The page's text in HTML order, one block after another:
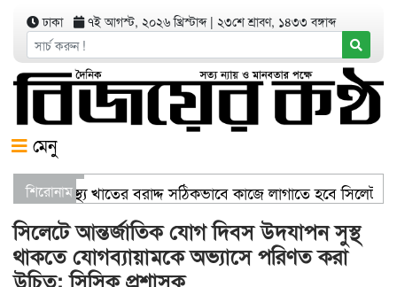
ঢাকা ৭ই আগস্ট, ২০২৬ খ্রিস্টাব্দ| ২৩শে শ্রাবণ, ১৪৩৩ বঙ্গাব্দ
মেনু
শিরোনামস্বাস্থ্য খাতের বরাদ্দ সঠিকভাবে কাজে লাগাতে হবে
যার যেখানে খালি জায়গা আছে, গাছ লাগান — আব্দুল কাইয়ুম
সিলেটে আন্তর্জাতিক যোগ দিবস উদযাপন সুস্থ
থাকতে যোগব্যায়ামকে অভ্যাসে পরিণত করা
উচিত: সিসিক প্রশাসক